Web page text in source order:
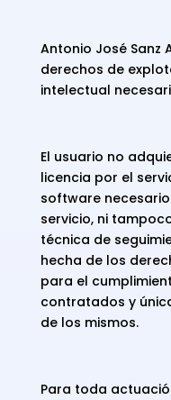
Antonio José Sanz
derechos de
intelectual
El usuario no
licencia por el
software
servicio, ni
técnica de
hecha de los
para el
contratados y
de los mismos.
Para toda